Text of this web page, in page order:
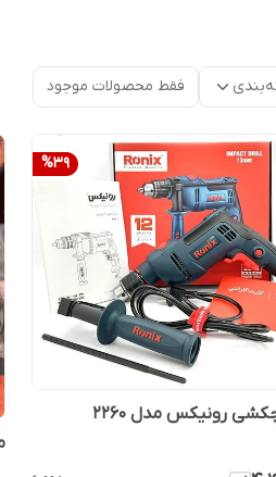
فقط محصولات موجود
%39
رونیکس مدل 2260